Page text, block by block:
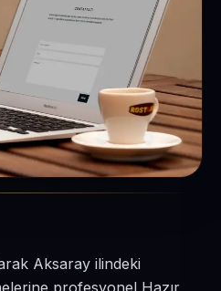
Aksaray ilindeki
profesyonel Hazır